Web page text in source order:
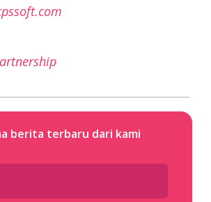
berita terbaru dari kami